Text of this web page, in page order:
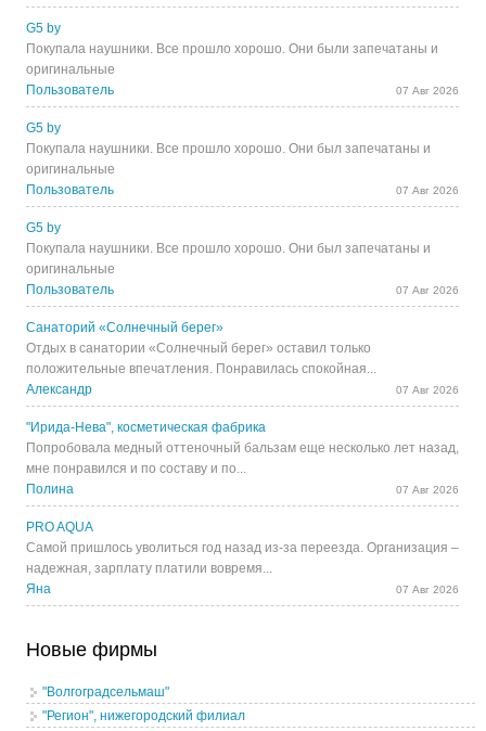
G5 by
Покупала наушники. Все прошло хорошо. Они были запечатаны и
оригинальные
Пользователь
07 Авг 2026
G5 by
Покупала наушники. Все прошло хорошо. Они был запечатаны и
оригинальные
Пользователь
07 Авг 2026
G5 by
Покупала наушники. Все прошло хорошо. Они был запечатаны и
оригинальные
Пользователь
07 Авг 2026
Санаторий «Солнечный берег»
Отдых в санатории «Солнечный берег» оставил только
положительные впечатления. Понравилась спокойная...
Александр
07 Авг 2026
"Ирида-Нева", косметическая фабрика
Попробовала медный оттеночный бальзам еще несколько лет назад,
мне понравился и по составу и по...
Полина
07 Авг 2026
PRO AQUA
Самой пришлось уволиться год назад из-за переезда. Организация –
надежная, зарплату платили вовремя...
Яна
07 Авг 2026
Новые фирмы
"Волгоградсельмаш"
"Регион", нижегородский филиал